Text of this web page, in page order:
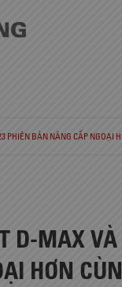
PHIÊN BẢN NÂNG CẤP NGOẠI
D-MAX
HƠN